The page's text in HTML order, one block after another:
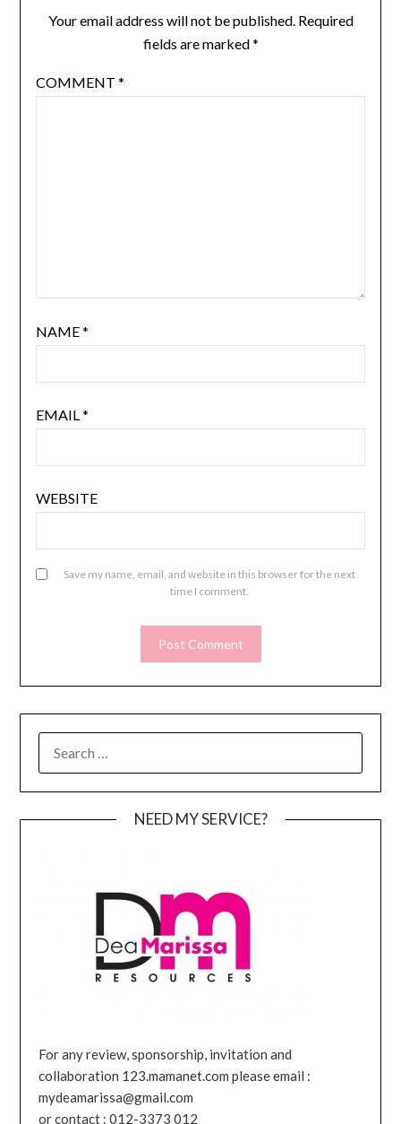
Your email address will not be published. Required
fields are marked*
COMMENT *
NAME*
EMAIL*
WEBSITE
Save my name, email, and website in this browser for the next
time I comment.
FOR:
NEED MY SERVICE?
For any review, sponsorship, invitation and
collaboration 123.mamanet.com please email :
mydeamarissa@gmail.com
or contact : 012-3373 012